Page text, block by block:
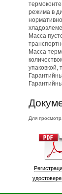
режима в
Масса
Масса
упаковкой,
Для